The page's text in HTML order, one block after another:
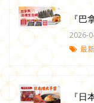
『巴
2026-
最
『日